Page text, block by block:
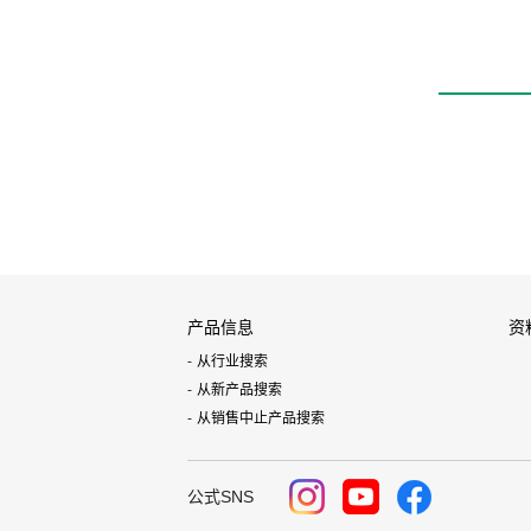
产品信息
从行业搜索
从新产品搜索
从销售中止产品搜索
资
公式SNS